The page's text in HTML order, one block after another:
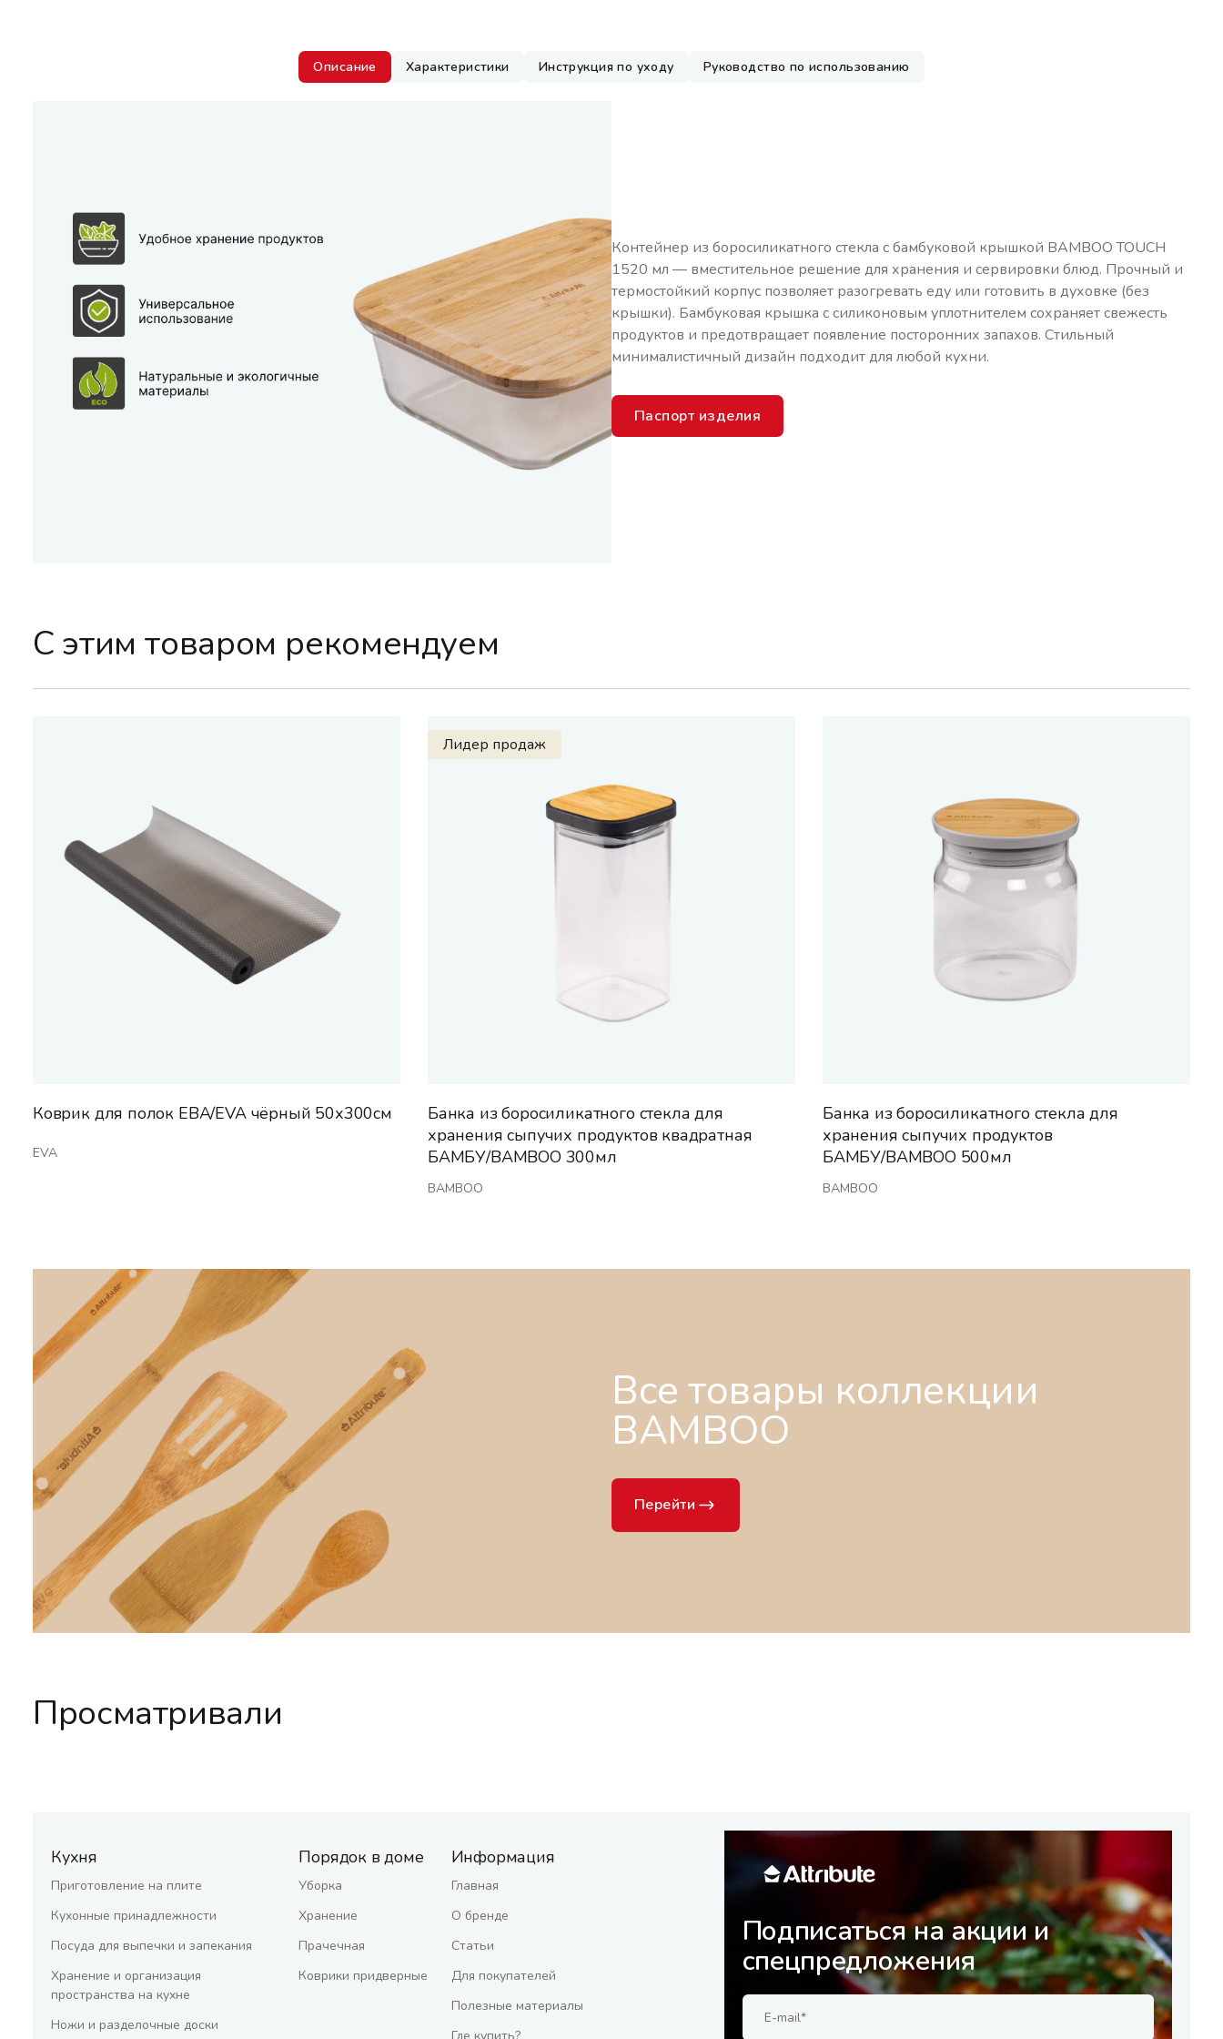
Описание Характеристики Инструкция по уходу Руководство по использованию
Контейнер из боросиликатного стекла с бамбуковой крышкой BAMBOO TOUCH
1520 мл — вместительное решение для хранения и сервировки блюд. Прочный и
термостойкий корпус позволяет разогревать еду или готовить в духовке (без
крышки). Бамбуковая крышка с силиконовым уплотнителем сохраняет свежесть
продуктов и предотвращает появление посторонних запахов. Стильный
минималистичный дизайн подходит для любой кухни.
Паспорт изделия
С этим товаром рекомендуем
Коврик для полок ЕВА/EVA чёрный 50х300см
EVA
Лидер продаж
Банка из боросиликатного стекла для
хранения сыпучих продуктов квадратная
БАМБУ/BAMBOO 300мл
BAMBOO
Банка из боросиликатного стекла для
хранения сыпучих продуктов
БАМБУ/BAMBOO 500мл
BAMBOO
Все товары коллекции
BAMBOO
Перейти
Просматривали
Кухня
Приготовление на плите
Кухонные принадлежности
Посуда для выпечки и запекания
Хранение и организация
пространства на кухне
Ножи и разделочные доски
Порядок в доме
Уборка
Хранение
Прачечная
Коврики придверные
Информация
Главная
О бренде
Статьи
Для покупателей
Полезные материалы
Подписаться на акции и
спецпредложения